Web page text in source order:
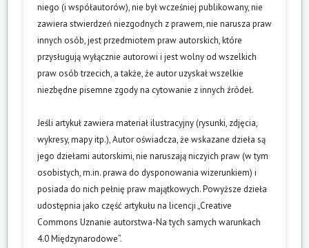
niego (i współautorów), nie był wcześniej publikowany, nie
zawiera stwierdzeń niezgodnych z prawem, nie narusza praw
innych osób, jest przedmiotem praw autorskich, które
przysługują wyłącznie autorowi i jest wolny od wszelkich
praw osób trzecich, a także, że autor uzyskał wszelkie
niezbędne pisemne zgody na cytowanie z innych źródeł.
Jeśli artykuł zawiera materiał ilustracyjny (rysunki, zdjęcia,
wykresy, mapy itp.), Autor oświadcza, że wskazane dzieła są
jego dziełami autorskimi, nie naruszają niczyich praw (w tym
osobistych, m.in. prawa do dysponowania wizerunkiem) i
posiada do nich pełnię praw majątkowych. Powyższe dzieła
udostępnia jako część artykułu na licencji „Creative
Commons Uznanie autorstwa-Na tych samych warunkach
4.0 Międzynarodowe”.